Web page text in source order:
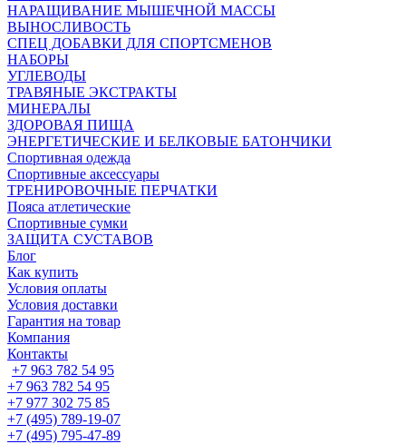
НАРАЩИВАНИЕ МЫШЕЧНОЙ МАССЫ
ВЫНОСЛИВОСТЬ
СПЕЦ ДОБАВКИ ДЛЯ СПОРТСМЕНОВ
НАБОРЫ
УГЛЕВОДЫ
ТРАВЯНЫЕ ЭКСТРАКТЫ
МИНЕРАЛЫ
ЗДОРОВАЯ ПИЩА
ЭНЕРГЕТИЧЕСКИЕ И БЕЛКОВЫЕ БАТОНЧИКИ
Спортивная одежда
Спортивные аксессуары
ТРЕНИРОВОЧНЫЕ ПЕРЧАТКИ
Пояса атлетические
Спортивные сумки
ЗАЩИТА СУСТАВОВ
Блог
Как купить
Условия оплаты
Условия доставки
Гарантия на товар
Компания
Контакты
+7 963 782 54 95
+7 963 782 54 95
+7 977 302 75 85
+7 (495) 789-19-07
+7 (495) 795-47-89